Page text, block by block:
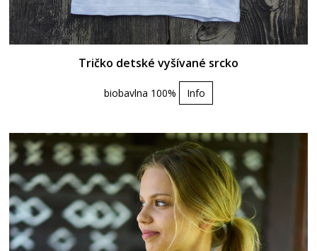
Tričko detské vyšívané srcko
biobavlna 100% Info